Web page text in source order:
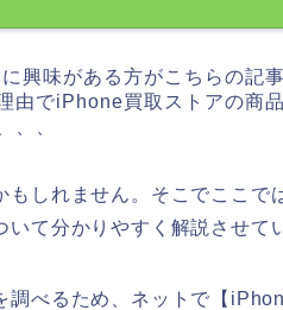
興味がある方がこちらの記
由でiPhone買取ストアの商
、、
しれません。そこでここで
て分かりやすく解説させて
調べるため、ネットで【